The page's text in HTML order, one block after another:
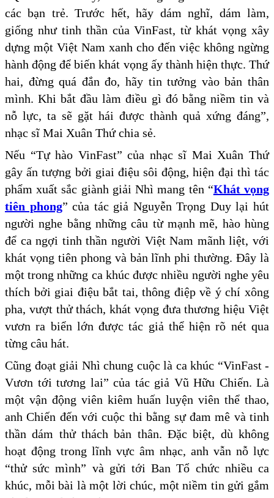
các bạn trẻ. Trước hết, hãy dám nghĩ, dám làm,
giống như tinh thần của VinFast, từ khát vọng xây
dựng một Việt Nam xanh cho đến việc không ngừng
hành động để biến khát vọng ấy thành hiện thực. Thứ
hai, đừng quá đắn đo, hãy tin tưởng vào bản thân
mình. Khi bắt đầu làm điều gì đó bằng niềm tin và
nỗ lực, ta sẽ gặt hái được thành quả xứng đáng”,
nhạc sĩ Mai Xuân Thứ chia sẻ.
Nếu “Tự hào VinFast” của nhạc sĩ Mai Xuân Thứ
gây ấn tượng bởi giai điệu sôi động, hiện đại thì tác
phẩm xuất sắc giành giải Nhì mang tên “Khát vọng
tiên phong” của tác giả Nguyễn Trọng Duy lại hút
người nghe bằng những câu từ mạnh mẽ, hào hùng
để ca ngợi tinh thần người Việt Nam mãnh liệt, với
khát vọng tiên phong và bản lĩnh phi thường. Đây là
một trong những ca khúc được nhiều người nghe yêu
thích bởi giai điệu bắt tai, thông điệp về ý chí xông
pha, vượt thử thách, khát vọng đưa thương hiệu Việt
vươn ra biển lớn được tác giả thể hiện rõ nét qua
từng câu hát.
Cũng đoạt giải Nhì chung cuộc là ca khúc “VinFast -
Vươn tới tương lai” của tác giả Vũ Hữu Chiến. Là
một vận động viên kiêm huấn luyện viên thể thao,
anh Chiến đến với cuộc thi bằng sự đam mê và tinh
thần dám thử thách bản thân. Đặc biệt, dù không
hoạt động trong lĩnh vực âm nhạc, anh vẫn nỗ lực
“thử sức mình” và gửi tới Ban Tổ chức nhiều ca
khúc, mỗi bài là một lời chúc, một niềm tin gửi gắm